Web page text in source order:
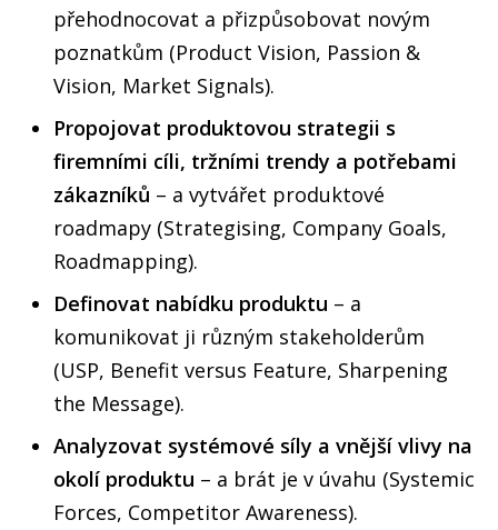
přehodnocovat a přizpůsobovat novým
poznatkům (Product Vision, Passion &
Vision, Market Signals).
Propojovat produktovou strategii s
firemními cíli, tržními trendy a potřebami
zákazníků – a vytvářet produktové
roadmapy (Strategising, Company Goals,
Roadmapping).
Definovat nabídku produktu – a
komunikovat ji různým stakeholderům
(USP, Benefit versus Feature, Sharpening
the Message).
Analyzovat systémové síly a vnější vlivy na
okolí produktu – a brát je v úvahu (Systemic
Forces, Competitor Awareness).